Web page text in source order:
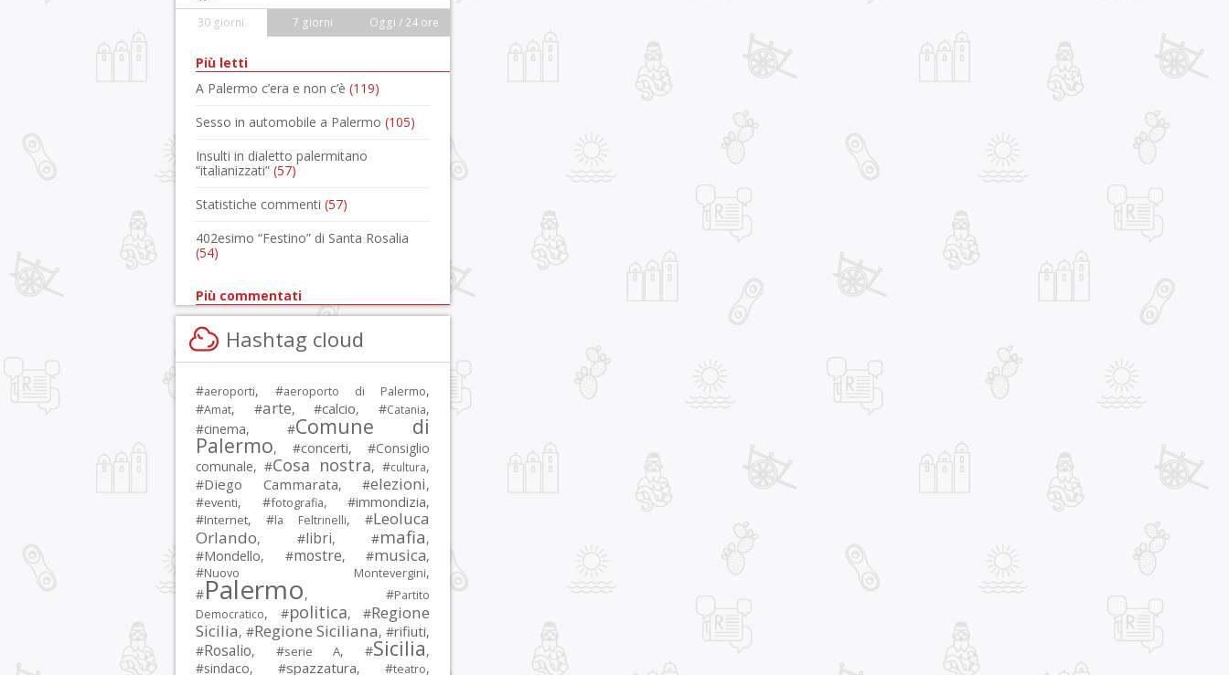
30 giorni 7 giorni Oggi / 24 ore
Più letti
A Palermo c’era e non c’è (119)
Sesso in automobile a Palermo (105)
Insulti in dialetto palermitano
“italianizzati” (57)
Statistiche commenti (57)
402esimo “Festino” di Santa Rosalia
(54)
Più commentati
Hashtag cloud
#aeroporti, #aeroporto di Palermo,
#Amat, #arte, #calcio, #Catania,
#cinema, #Comune di
Palermo, #concerti, #Consiglio
comunale, #Cosa nostra, #cultura,
#Diego Cammarata, #elezioni,
#eventi, #fotografia, #immondizia,
#Internet, #la Feltrinelli, #Leoluca
Orlando, #libri, #mafia,
#Mondello, #mostre, #musica,
#Nuovo Montevergini,
#Palermo, #Partito
Democratico, #politica, #Regione
Sicilia, #Regione Siciliana, #rifiuti,
#Rosalio, #serie A, #Sicilia,
#sindaco, #spazzatura, #teatro,